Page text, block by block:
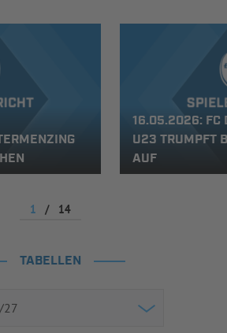
16.05.2026: FC
U23 TRUMPFT
AUF
1 / 14
TABELLEN